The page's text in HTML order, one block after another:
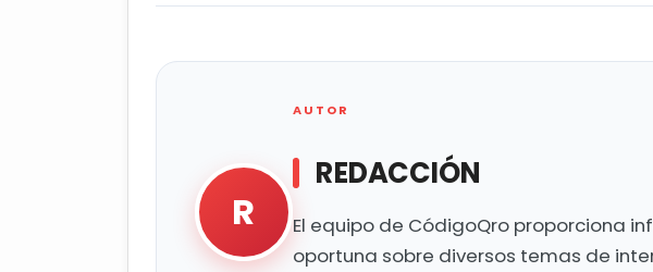
R
AUTOR
REDACCIÓN
El equipo de CódigoQro proporciona
oportuna sobre diversos temas de